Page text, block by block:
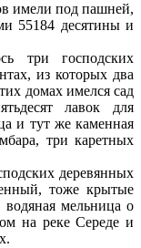
имели под пашней,
55184 десятины и
три господских
из которых два
домах имелся сад
лавок для
и тут же каменная
три каретных
деревянных
тоже крытые
мельница о
на реке Середе и